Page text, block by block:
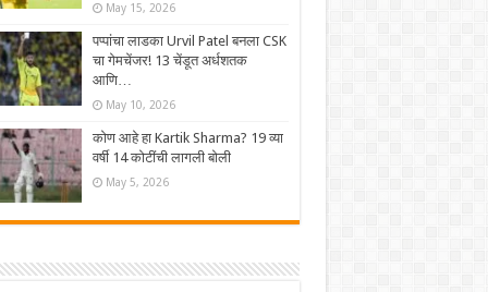
May 15, 2026
पप्पांचा लाडका Urvil Patel बनला CSK
चा गेमचेंजर! 13 चेंडूत अर्धशतक
आणि…
May 10, 2026
कोण आहे हा Kartik Sharma? 19 व्या
वर्षी 14 कोटींची लागली बोली
May 5, 2026